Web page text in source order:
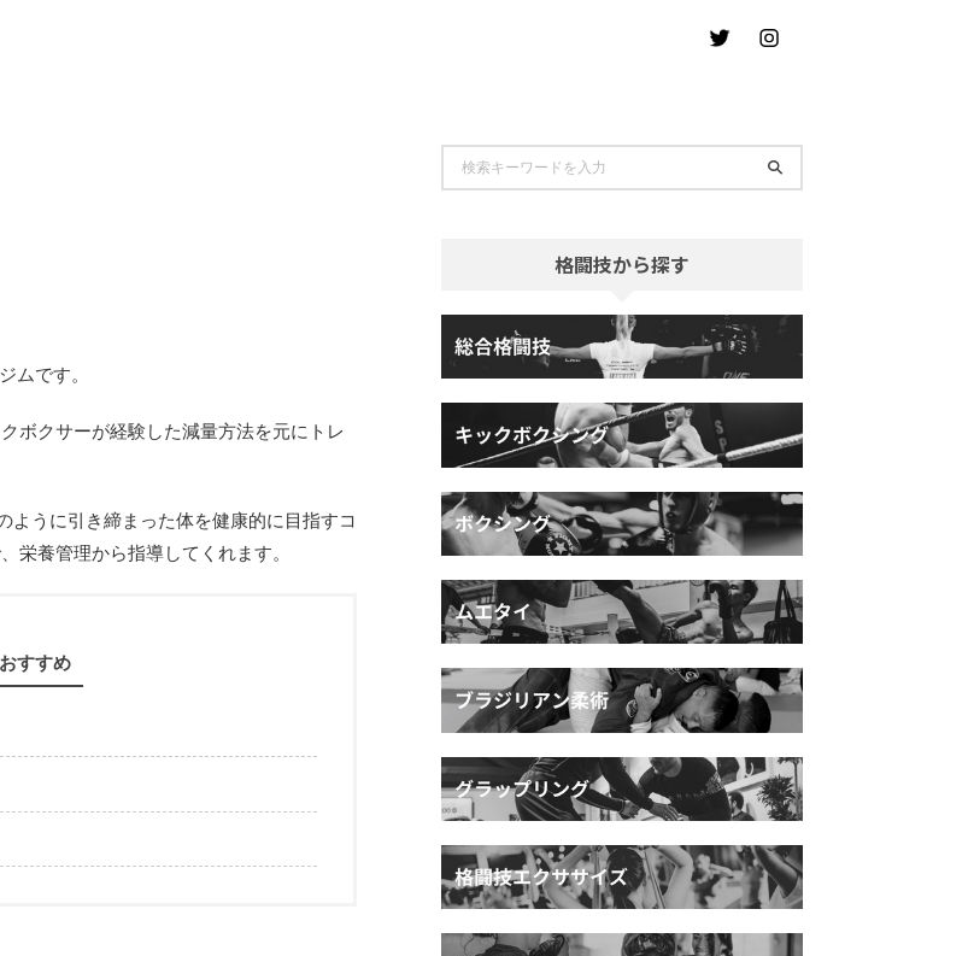
ムです。
ボクサーが経験した減量方法を元にトレ
うに引き締まった体を健康的に目指すコ
栄養管理から指導してくれます。
すすめ
格闘技から探す